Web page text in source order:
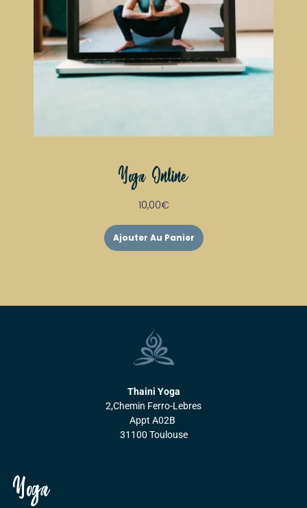
Yoga Online
10,00€
Ajouter Au Panier
Thaini Yoga
2,Chemin Ferro-Lebres
Appt A02B
31100 Toulouse
Yoga